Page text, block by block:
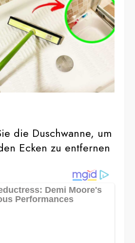
die Duschwanne, um
Ecken zu entfernen